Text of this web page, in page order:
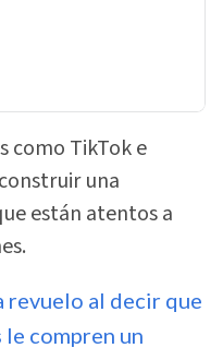
como TikTok e
una
están atentos a
revuelo al decir que
compren un